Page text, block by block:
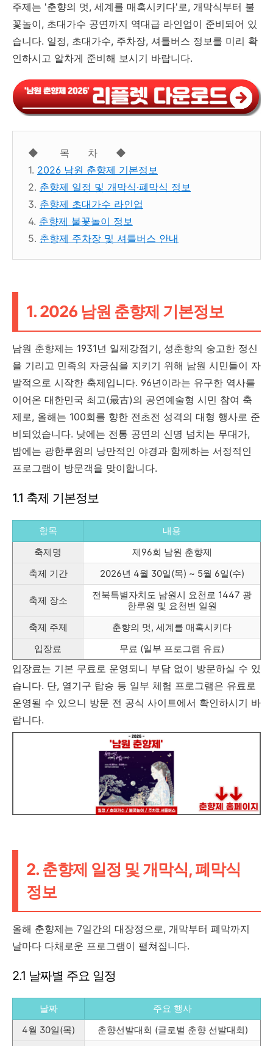
주제는 '춘향의 멋, 세계를 매혹시키다'로, 개막식부터 불
꽃놀이, 초대가수 공연까지 역대급 라인업이 준비되어 있
습니다. 일정, 초대가수, 주차장, 셔틀버스 정보를 미리 확
인하시고 알차게 준비해 보시기 바랍니다.
◆ 목 차 ◆
1. 2026 남원 춘향제 기본정보
2. 춘향제 일정 및 개막식·폐막식 정보
3. 춘향제 초대가수 라인업
4. 춘향제 불꽃놀이 정보
5. 춘향제 주차장 및 셔틀버스 안내
1. 2026 남원 춘향제 기본정보
남원 춘향제는 1931년 일제강점기, 성춘향의 숭고한 정신
을 기리고 민족의 자긍심을 지키기 위해 남원 시민들이 자
발적으로 시작한 축제입니다. 96년이라는 유구한 역사를
이어온 대한민국 최고(最古)의 공연예술형 시민 참여 축
제로, 올해는 100회를 향한 전초전 성격의 대형 행사로 준
비되었습니다. 낮에는 전통 공연의 신명 넘치는 무대가,
밤에는 광한루원의 낭만적인 야경과 함께하는 서정적인
프로그램이 방문객을 맞이합니다.
1.1 축제 기본정보
항목
내용
축제명
제96회 남원 춘향제
축제 기간
2026년 4월 30일(목) ~ 5월 6일(수)
축제 장소
전북특별자치도 남원시 요천로 1447 광
한루원 및 요천변 일원
축제 주제
춘향의 멋, 세계를 매혹시키다
입장료
무료 (일부 프로그램 유료)
입장료는 기본 무료로 운영되니 부담 없이 방문하실 수 있
습니다. 단, 열기구 탑승 등 일부 체험 프로그램은 유료로
운영될 수 있으니 방문 전 공식 사이트에서 확인하시기 바
랍니다.
2. 춘향제 일정 및 개막식, 폐막식
정보
올해 춘향제는 7일간의 대장정으로, 개막부터 폐막까지
날마다 다채로운 프로그램이 펼쳐집니다.
2.1 날짜별 주요 일정
날짜
주요 행사
4월 30일(목)
춘향선발대회 (글로벌 춘향 선발대회)